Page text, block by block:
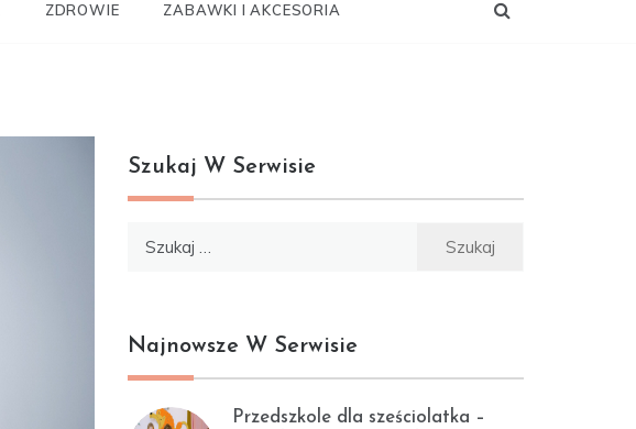
ZDROWIE ZABAWKI I AKCESORIA
Szukaj W Serwisie
Najnowsze W Serwisie
Przedszkole dla sześciolatka –